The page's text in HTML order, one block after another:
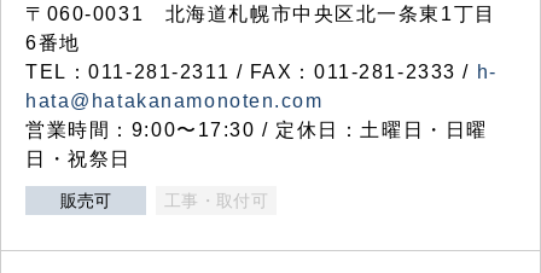
〒060-0031 北海道札幌市中央区北一条東1丁目
6番地
TEL：011-281-2311 / FAX：011-281-2333 / h-
hata@hatakanamonoten.com
営業時間：9:00〜17:30 / 定休日：土曜日・日曜
日・祝祭日
販売可 工事・取付可